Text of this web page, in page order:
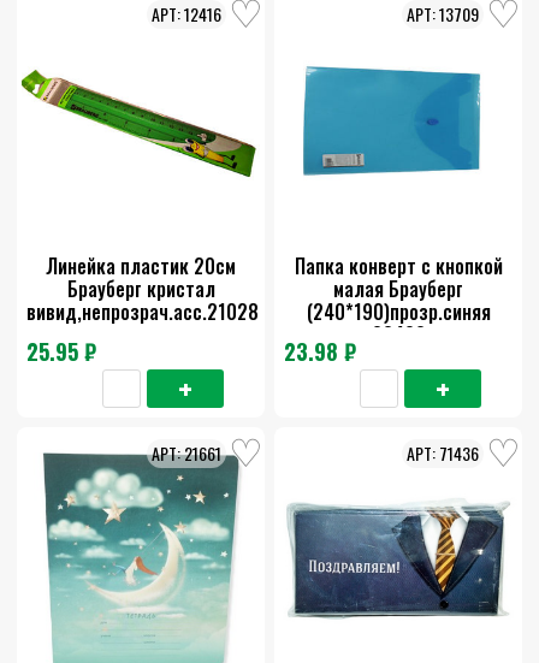
Линейка пластик 20см
Брауберг кристал
вивид,непрозрач.асс.210287
25.95 ₽
12416
Папка конверт с кнопкой
малая Брауберг
(240*190)прозр.синяя
22402
23.98 ₽
13709
21661 71436